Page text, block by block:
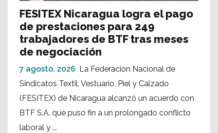
FESITEX Nicaragua logra el pago
de prestaciones para 249
trabajadores de BTF tras meses
de negociación
7 agosto, 2026
La Federación Nacional de
Sindicatos Textil, Vestuario, Piel y Calzado
(FESITEX) de Nicaragua alcanzó un acuerdo con
BTF S.A. que puso fin a un prolongado conflicto
laboral y ...